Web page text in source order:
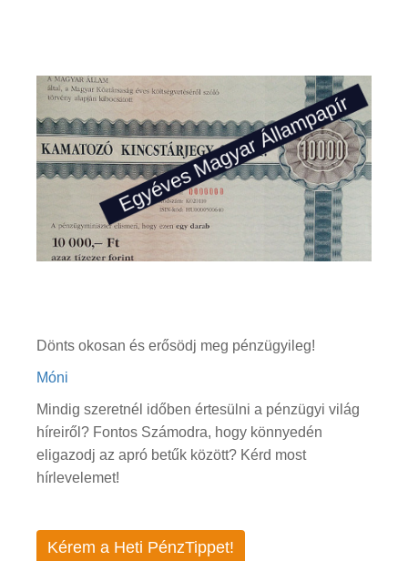
Dönts okosan és erősödj meg pénzügyileg!
Móni
Mindig szeretnél időben értesülni a pénzügyi világ
híreiről? Fontos Számodra, hogy könnyedén
eligazodj az apró betűk között? Kérd most
hírlevelemet!
Kérem a Heti PénzTippet!